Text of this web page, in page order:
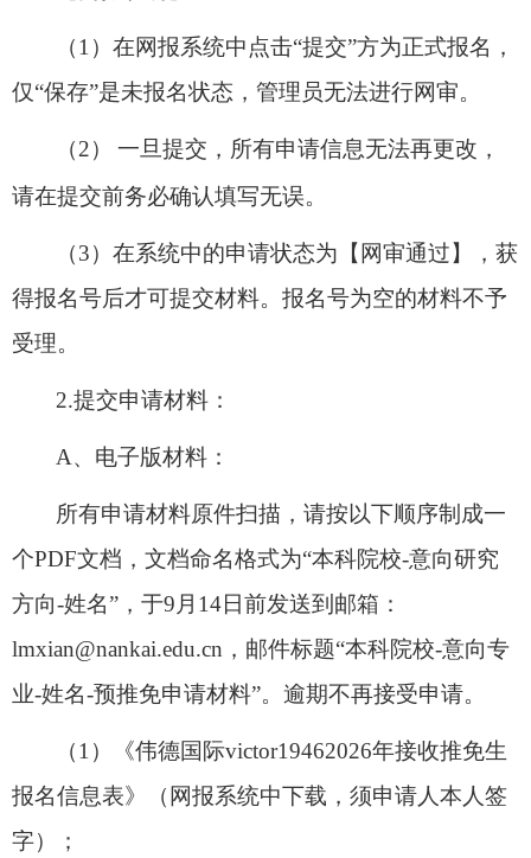
（1 ）在网报系统中点击“提交”方为正式报名，
仅“保存”是未报名状态，管理员无法进行网审。
（2）
一旦提交，所有申请信息无法再更改，
请在提交前务必确认填写无误。
（3）在系统中的申请状态为【网审通过】，获
得报名号后才可提交材料。报名号为空的材料不予
受理。
2.提交申请材料：
A、电子版材料：
所有申请材料原件扫描，请按以下顺序制成一
个PDF文档，文档命名格式为“本科院校-意向研究
方向-姓名”，于9 月 14日前发送到邮箱：
lmxian@nankai.edu.cn ，邮件标题“本科院校-意向专
业-姓名-预推免申请材料”。逾期不再接受申请。
（1） 《伟德国际victor19462026年接收推免生
报名信息表》（网报系统中下载，须申请人本人签
字）；